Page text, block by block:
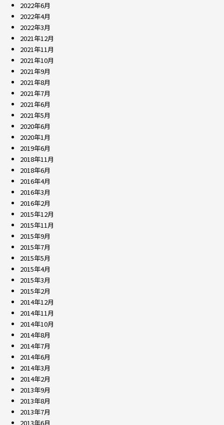
2022年6月
2022年4月
2022年3月
2021年12月
2021年11月
2021年10月
2021年9月
2021年8月
2021年7月
2021年6月
2021年5月
2020年6月
2020年1月
2019年6月
2018年11月
2018年6月
2016年4月
2016年3月
2016年2月
2015年12月
2015年11月
2015年9月
2015年7月
2015年5月
2015年4月
2015年3月
2015年2月
2014年12月
2014年11月
2014年10月
2014年8月
2014年7月
2014年6月
2014年3月
2014年2月
2013年9月
2013年8月
2013年7月
2013年6月